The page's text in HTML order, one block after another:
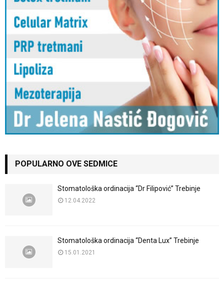
POPULARNO OVE SEDMICE
Stomatološka ordinacija “Dr Filipović” Trebinje
12.04.2022
Stomatološka ordinacija “Denta Lux” Trebinje
15.01.2021